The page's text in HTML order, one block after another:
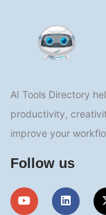
AI Tools Directory
productivity,
improve your
Follow us